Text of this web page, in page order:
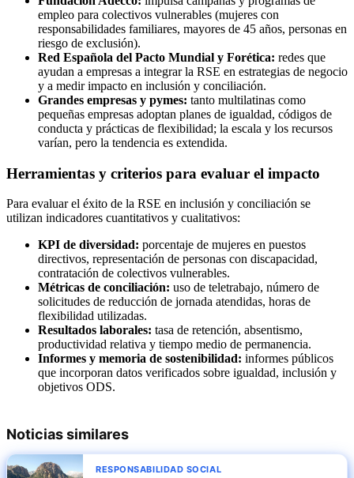
empleo para colectivos vulnerables (mujeres con
responsabilidades familiares, mayores de 45 años, personas en
riesgo de exclusión).
Red Española del Pacto Mundial y Forética: redes que
ayudan a empresas a integrar la RSE en estrategias de negocio
y a medir impacto en inclusión y conciliación.
Grandes empresas y pymes: tanto multilatinas como
pequeñas empresas adoptan planes de igualdad, códigos de
conducta y prácticas de flexibilidad; la escala y los recursos
varían, pero la tendencia es extendida.
Herramientas y criterios para evaluar el impacto
Para evaluar el éxito de la RSE en inclusión y conciliación se
utilizan indicadores cuantitativos y cualitativos:
KPI de diversidad: porcentaje de mujeres en puestos
directivos, representación de personas con discapacidad,
contratación de colectivos vulnerables.
Métricas de conciliación: uso de teletrabajo, número de
solicitudes de reducción de jornada atendidas, horas de
flexibilidad utilizadas.
Resultados laborales: tasa de retención, absentismo,
productividad relativa y tiempo medio de permanencia.
Informes y memoria de sostenibilidad: informes públicos
que incorporan datos verificados sobre igualdad, inclusión y
objetivos ODS.
Noticias similares
RESPONSABILIDAD SOCIAL